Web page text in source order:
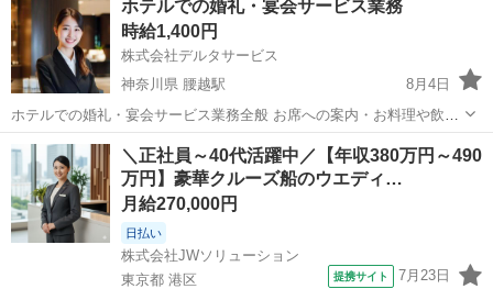
ドリンクのサービスや受付、カンタンな事務サポートのみ ・時給1600
円+交通費は全額支給 ・水...
ホテルでの婚礼・宴会サービス業務
時給1,400円
株式会社デルタサービス
神奈川県 腰越駅
8月4日
ホテルでの婚礼・宴会サービス業務全般 お席への案内・お料理や飲み
物の提供・下げ物など 応募資格： どちらかに当てはまる方 ・レスト
ランでのホール経験2年以上ある方 ・ホテルやブライダルでのサービ
ス経験1年以上ある方
神奈川 鎌倉市 腰越駅 結婚式場 業務
＼正社員～40代活躍中／【年収380万円～490
万円】豪華クルーズ船のウエディ…
月給270,000円
日払い
株式会社JWソリューション
東京都 港区
提携サイト 7月23日